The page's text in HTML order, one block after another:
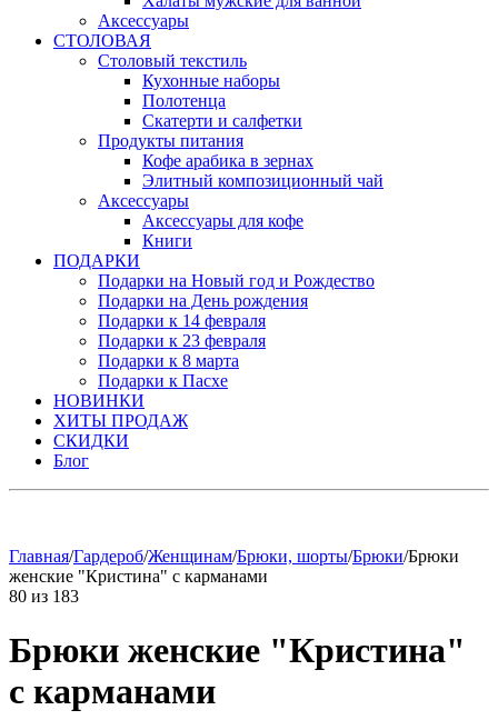
Аксессуары
СТОЛОВАЯ
Столовый текстиль
Кухонные наборы
Полотенца
Скатерти и салфетки
Продукты питания
Кофе арабика в зернах
Элитный композиционный чай
Аксессуары
Аксессуары для кофе
Книги
ПОДАРКИ
Подарки на Новый год и Рождество
Подарки на День рождения
Подарки к 14 февраля
Подарки к 23 февраля
Подарки к 8 марта
Подарки к Пасхе
НОВИНКИ
ХИТЫ ПРОДАЖ
СКИДКИ
Блог
Главная/Гардероб/Женщинам/Брюки, шорты/Брюки/Брюки
женские "Кристина" с карманами
80 из 183
Брюки женские "Кристина"
с карманами